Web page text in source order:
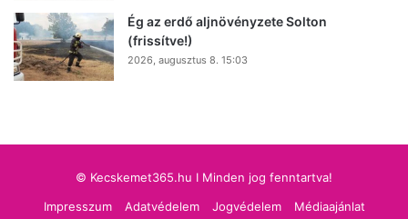
Ég az erdő aljnövényzete Solton
(frissítve!)
2026, augusztus 8. 15:03
© Kecskemet365.hu I Minden jog fenntartva!
Impresszum
Adatvédelem Jogvédelem Médiaajánlat